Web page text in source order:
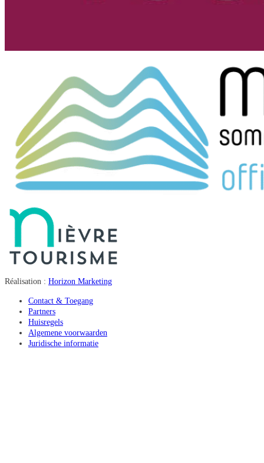
Réalisation : Horizon Marketing
Contact & Toegang
Partners
Huisregels
Algemene voorwaarden
Juridische informatie